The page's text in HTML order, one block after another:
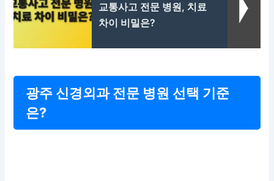
교통사고 전문 병원, 치료
차이 비밀은?
광주 신경외과 전문 병원 선택 기준
은?